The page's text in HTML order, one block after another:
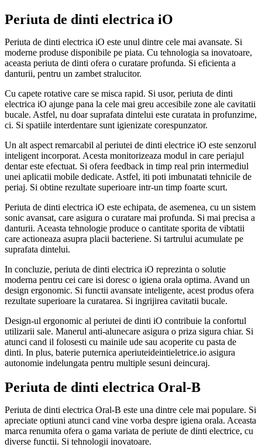
Periuta de dinti electrica iO
Periuta de dinti electrica iO este unul dintre cele mai avansate. Si
moderne produse disponibile pe piata. Cu tehnologia sa inovatoare,
aceasta periuta de dinti ofera o curatare profunda. Si eficienta a
danturii, pentru un zambet stralucitor.
Cu capete rotative care se misca rapid. Si usor, periuta de dinti
electrica iO ajunge pana la cele mai greu accesibile zone ale cavitatii
bucale. Astfel, nu doar suprafata dintelui este curatata in profunzime,
ci. Si spatiile interdentare sunt igienizate corespunzator.
Un alt aspect remarcabil al periutei de dinti electrice iO este senzorul
inteligent incorporat. Acesta monitorizeaza modul in care periajul
dentar este efectuat. Si ofera feedback in timp real prin intermediul
unei aplicatii mobile dedicate. Astfel, iti poti imbunatati tehnicile de
periaj. Si obtine rezultate superioare intr-un timp foarte scurt.
Periuta de dinti electrica iO este echipata, de asemenea, cu un sistem
sonic avansat, care asigura o curatare mai profunda. Si mai precisa a
danturii. Aceasta tehnologie produce o cantitate sporita de vibtatii
care actioneaza asupra placii bacteriene. Si tartrului acumulate pe
suprafata dintelui.
In concluzie, periuta de dinti electrica iO reprezinta o solutie
moderna pentru cei care isi doresc o igiena orala optima. Avand un
design ergonomic. Si functii avansate inteligente, acest produs ofera
rezultate superioare la curatarea. Si ingrijirea cavitatii bucale.
Design-ul ergonomic al periutei de dinti iO contribuie la confortul
utilizarii sale. Manerul anti-alunecare asigura o priza sigura chiar. Si
atunci cand il folosesti cu mainile ude sau acoperite cu pasta de
dinti. In plus, baterie puternica aperiuteideintieletrice.io asigura
autonomie indelungata pentru multiple sesuni deincuraj.
Periuta de dinti electrica Oral-B
Periuta de dinti electrica Oral-B este una dintre cele mai populare. Si
apreciate optiuni atunci cand vine vorba despre igiena orala. Aceasta
marca renumita ofera o gama variata de periute de dinti electrice, cu
diverse functii. Si tehnologii inovatoare.